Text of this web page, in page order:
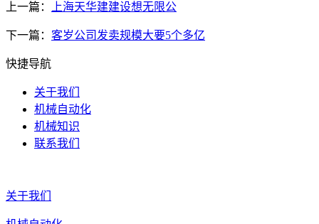
上一篇： 上海天华建建设想无限公
下一篇： 客岁公司发卖规模大要5个多亿
快捷导航
关于我们
机械自动化
机械知识
联系我们
关于我们